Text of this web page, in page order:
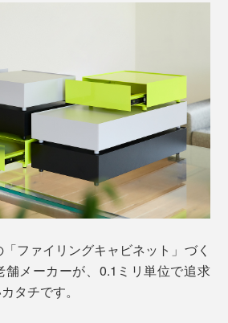
ファイリングキャビネット」づく
舗メーカーが、0.1ミリ単位で追求
タチです。